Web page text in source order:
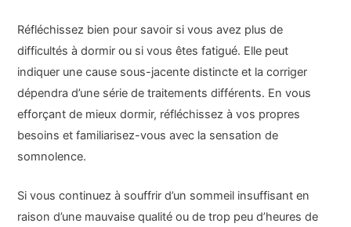
Réfléchissez bien pour savoir si vous avez plus de
difficultés à dormir ou si vous êtes fatigué. Elle peut
indiquer une cause sous-jacente distincte et la corriger
dépendra d’une série de traitements différents. En vous
efforçant de mieux dormir, réfléchissez à vos propres
besoins et familiarisez-vous avec la sensation de
somnolence.
Si vous continuez à souffrir d’un sommeil insuffisant en
raison d’une mauvaise qualité ou de trop peu d’heures de